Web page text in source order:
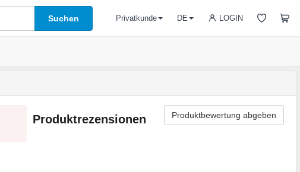
Suchen LOGIN
Privatkunde DE
Produktrezensionen Produktbewertung abgeben